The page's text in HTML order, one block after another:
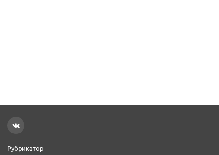
Рубрикатор